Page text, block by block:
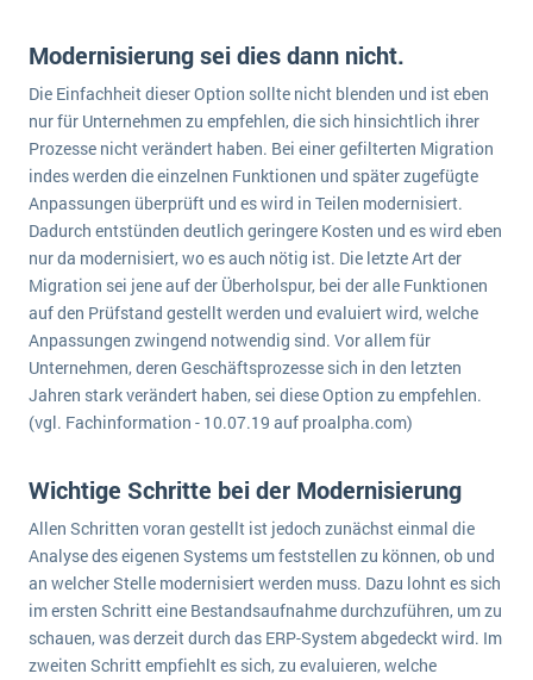
Modernisierung sei dies dann nicht.
Die Einfachheit dieser Option sollte nicht blenden und ist eben
nur für Unternehmen zu empfehlen, die sich hinsichtlich ihrer
Prozesse nicht verändert haben. Bei einer gefilterten Migration
indes werden die einzelnen Funktionen und später zugefügte
Anpassungen überprüft und es wird in Teilen modernisiert.
Dadurch entstünden deutlich geringere Kosten und es wird eben
nur da modernisiert, wo es auch nötig ist. Die letzte Art der
Migration sei jene auf der Überholspur, bei der alle Funktionen
auf den Prüfstand gestellt werden und evaluiert wird, welche
Anpassungen zwingend notwendig sind. Vor allem für
Unternehmen, deren Geschäftsprozesse sich in den letzten
Jahren stark verändert haben, sei diese Option zu empfehlen.
(vgl. Fachinformation - 10.07.19 auf proalpha.com)
Wichtige Schritte bei der Modernisierung
Allen Schritten voran gestellt ist jedoch zunächst einmal die
Analyse des eigenen Systems um feststellen zu können, ob und
an welcher Stelle modernisiert werden muss. Dazu lohnt es sich
im ersten Schritt eine Bestandsaufnahme durchzuführen, um zu
schauen, was derzeit durch das ERP-System abgedeckt wird. Im
zweiten Schritt empfiehlt es sich, zu evaluieren, welche